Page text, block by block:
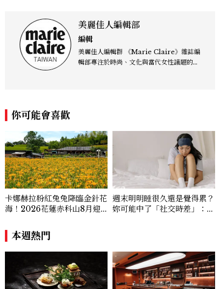
美麗佳人編輯部
編輯
美麗佳人編輯群 《Marie Claire》雜誌編
輯部專注於時尚、文化與當代女性議題的深
度的內容。 《Marie Claire》始終以敏銳
視角與編輯直覺，引領讀者探索女性多元面
貌與生活品味風格的無限可能。
你可能會喜歡
卡娜赫拉粉紅兔兔降臨金針花
海！2026花蓮赤科山8月迎
＋夢幻打卡攻略
週末明明睡很久還是覺得累？
妳可能中了「社交時差」：睡
本週熱門